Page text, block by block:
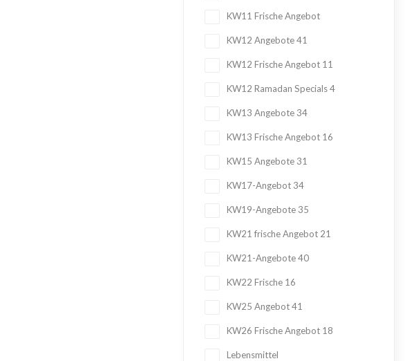
KW11 Frische Angebot
KW12 Angebote 41
KW12 Frische Angebot 11
KW12 Ramadan Specials 4
KW13 Angebote 34
KW13 Frische Angebot 16
KW15 Angebote 31
KW17-Angebot 34
KW19-Angebote 35
KW21 frische Angebot 21
KW21-Angebote 40
KW22 Frische 16
KW25 Angebot 41
KW26 Frische Angebot 18
Lebensmittel